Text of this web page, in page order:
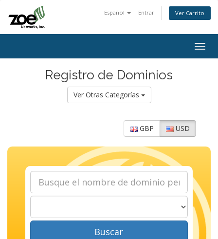
Español Entrar Ver Carrito
Registro de Dominios
Ver Otras Categorías
GBP USD
Buscar